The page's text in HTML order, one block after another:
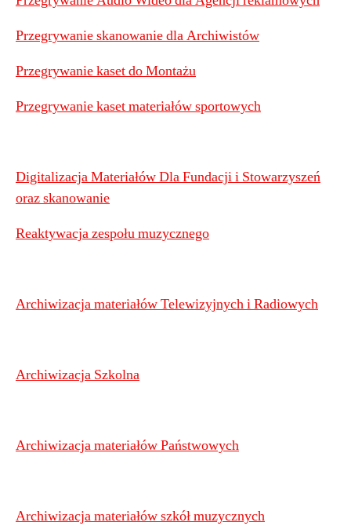
Przegrywanie skanowanie dla Archiwistów
Przegrywanie kaset do Montażu
Przegrywanie kaset materiałów sportowych
Digitalizacja Materiałów Dla Fundacji i Stowarzyszeń
oraz skanowanie
Reaktywacja zespołu muzycznego
Archiwizacja materiałów Telewizyjnych i Radiowych
Archiwizacja Szkolna
Archiwizacja materiałów Państwowych
Archiwizacja materiałów szkół muzycznych